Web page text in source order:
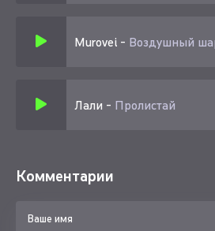
Murovei - Воздушный
Лали - Пролистай
Комментарии